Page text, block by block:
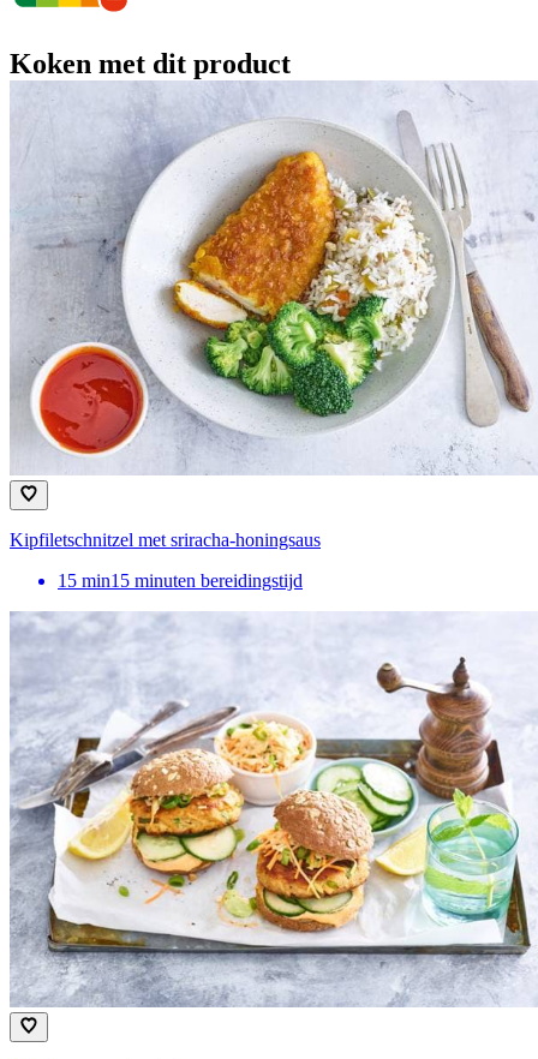
Koken met dit product
Kipfiletschnitzel met sriracha-honingsaus
15 min15 minuten bereidingstijd